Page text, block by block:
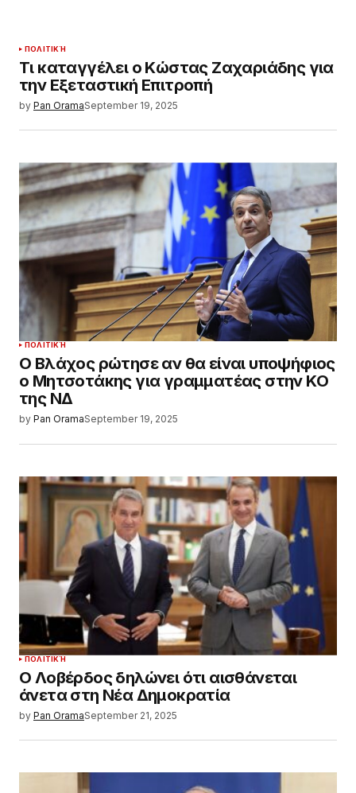
ΠΟΛΙΤΙΚΉ
Τι καταγγέλει ο Κώστας Ζαχαριάδης για
την Εξεταστική Επιτροπή
by Pan OramaSeptember 19, 2025
ΠΟΛΙΤΙΚΉ
Ο Βλάχος ρώτησε αν θα είναι υποψήφιος
ο Μητσοτάκης για γραμματέας στην ΚΟ
της ΝΔ
by Pan OramaSeptember 19, 2025
ΠΟΛΙΤΙΚΉ
Ο Λοβέρδος δηλώνει ότι αισθάνεται
άνετα στη Νέα Δημοκρατία
by Pan OramaSeptember 21, 2025